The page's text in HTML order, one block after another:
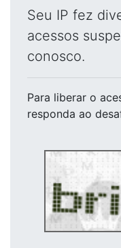
Seu IP fez
acessos
conosco.
Para liberar o
responda ao